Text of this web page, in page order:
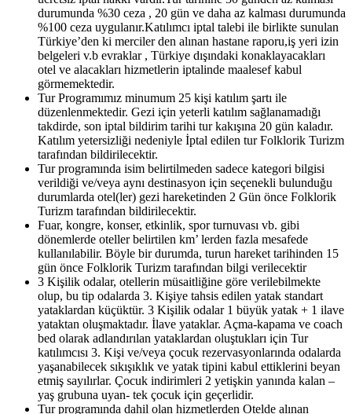
durumunda %30 ceza , 20 gün ve daha az kalması durumunda
%100 ceza uygulanır.Katılımcı iptal talebi ile birlikte sunulan
Türkiye’den ki merciler den alınan hastane raporu,iş yeri izin
belgeleri v.b evraklar , Türkiye dışındaki konaklayacakları
otel ve alacakları hizmetlerin iptalinde maalesef kabul
görmemektedir.
Tur Programımız minumum 25 kişi katılım şartı ile
düzenlenmektedir. Gezi için yeterli katılım sağlanamadığı
takdirde, son iptal bildirim tarihi tur kakışına 20 gün kaladır.
Katılım yetersizliği nedeniyle İptal edilen tur Folklorik Turizm
tarafından bildirilecektir.
Tur programında isim belirtilmeden sadece kategori bilgisi
verildiği ve/veya aynı destinasyon için seçenekli bulunduğu
durumlarda otel(ler) gezi hareketinden 2 Gün önce Folklorik
Turizm tarafından bildirilecektir.
Fuar, kongre, konser, etkinlik, spor turnuvası vb. gibi
dönemlerde oteller belirtilen km’ lerden fazla mesafede
kullanılabilir. Böyle bir durumda, turun hareket tarihinden 15
gün önce Folklorik Turizm tarafından bilgi verilecektir
3 Kişilik odalar, otellerin müsaitliğine göre verilebilmekte
olup, bu tip odalarda 3. Kişiye tahsis edilen yatak standart
yataklardan küçüktür. 3 Kişilik odalar 1 büyük yatak + 1 ilave
yataktan oluşmaktadır. İlave yataklar. Açma-kapama ve coach
bed olarak adlandırılan yataklardan oluştukları için Tur
katılımcısı 3. Kişi ve/veya çocuk rezervasyonlarında odalarda
yaşanabilecek sıkışıklık ve yatak tipini kabul ettiklerini beyan
etmiş sayılırlar. Çocuk indirimleri 2 yetişkin yanında kalan –
yaş grubuna uyan- tek çocuk için geçerlidir.
Tur programında dahil olan hizmetlerden Otelde alınan